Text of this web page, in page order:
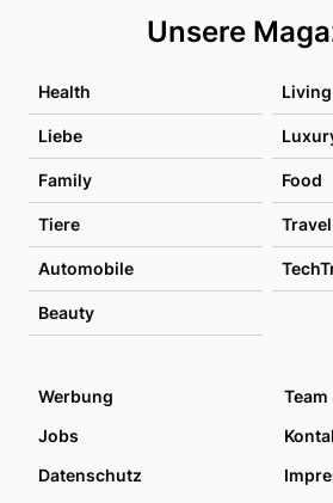
Unsere
Health Living
Liebe
Family Food
Tiere Travel
Automobile
Beauty
Werbung
Team
Jobs
Datenschutz